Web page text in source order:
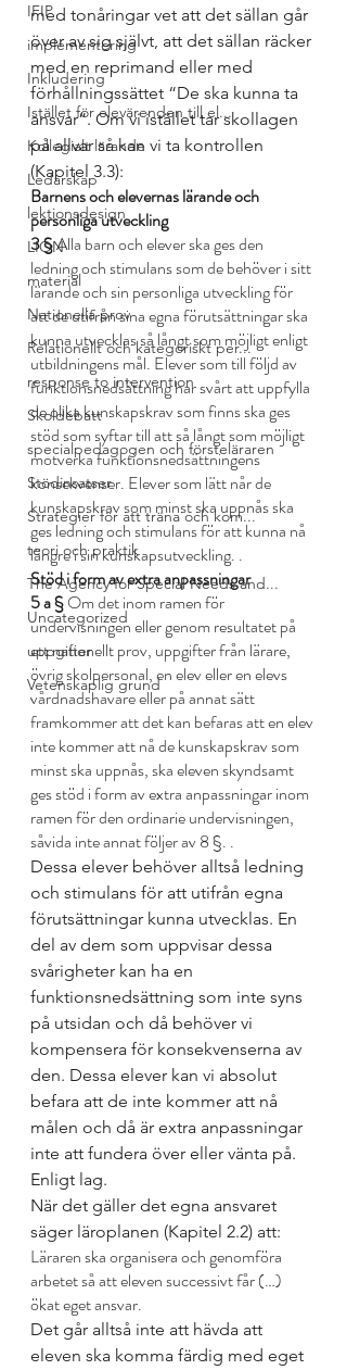
IFIP
implementering
Inkludering
Istället för elevärenden till el...
Kollegialt lärande
Ledarskap
lektionsdesign
LION
material
Nationella prov
Relationellt och kategoriskt per...
response to intervention
Skoldebatt
specialpedagogen och försteläraren
Stödinsatser
Strategier för att träna och kom...
teori och praktik
The Agency for Special Needs and...
Uncategorized
uppgifter
Vetenskaplig grund
med tonåringar vet att det sällan går
över av sig självt, att det sällan räcker
med en reprimand eller med
förhållningssättet “De ska kunna ta
ansvar”. Om vi istället tar skollagen
på allvar så kan vi ta kontrollen
(Kapitel 3.3):
Barnens och elevernas lärande och
personliga utveckling
3 § Alla barn och elever ska ges den
ledning och stimulans som de behöver i sitt
lärande och sin personliga utveckling för
att de utifrån sina egna förutsättningar ska
kunna utvecklas så långt som möjligt enligt
utbildningens mål. Elever som till följd av
funktionsnedsättning har svårt att uppfylla
de olika kunskapskrav som finns ska ges
stöd som syftar till att så långt som möjligt
motverka funktionsnedsättningens
konsekvenser. Elever som lätt når de
kunskapskrav som minst ska uppnås ska
ges ledning och stimulans för att kunna nå
längre i sin kunskapsutveckling. .
Stöd i form av extra anpassningar
5 a § Om det inom ramen för
undervisningen eller genom resultatet på
ett nationellt prov, uppgifter från lärare,
övrig skolpersonal, en elev eller en elevs
vårdnadshavare eller på annat sätt
framkommer att det kan befaras att en elev
inte kommer att nå de kunskapskrav som
minst ska uppnås, ska eleven skyndsamt
ges stöd i form av extra anpassningar inom
ramen för den ordinarie undervisningen,
såvida inte annat följer av 8 §. .
Dessa elever behöver alltså ledning
och stimulans för att utifrån egna
förutsättningar kunna utvecklas. En
del av dem som uppvisar dessa
svårigheter kan ha en
funktionsnedsättning som inte syns
på utsidan och då behöver vi
kompensera för konsekvenserna av
den. Dessa elever kan vi absolut
befara att de inte kommer att nå
målen och då är extra anpassningar
inte att fundera över eller vänta på.
Enligt lag.
När det gäller det egna ansvaret
säger läroplanen (Kapitel 2.2) att:
Läraren ska organisera och genomföra
arbetet så att eleven successivt får (…)
ökat eget ansvar.
Det går alltså inte att hävda att
eleven ska komma färdig med eget